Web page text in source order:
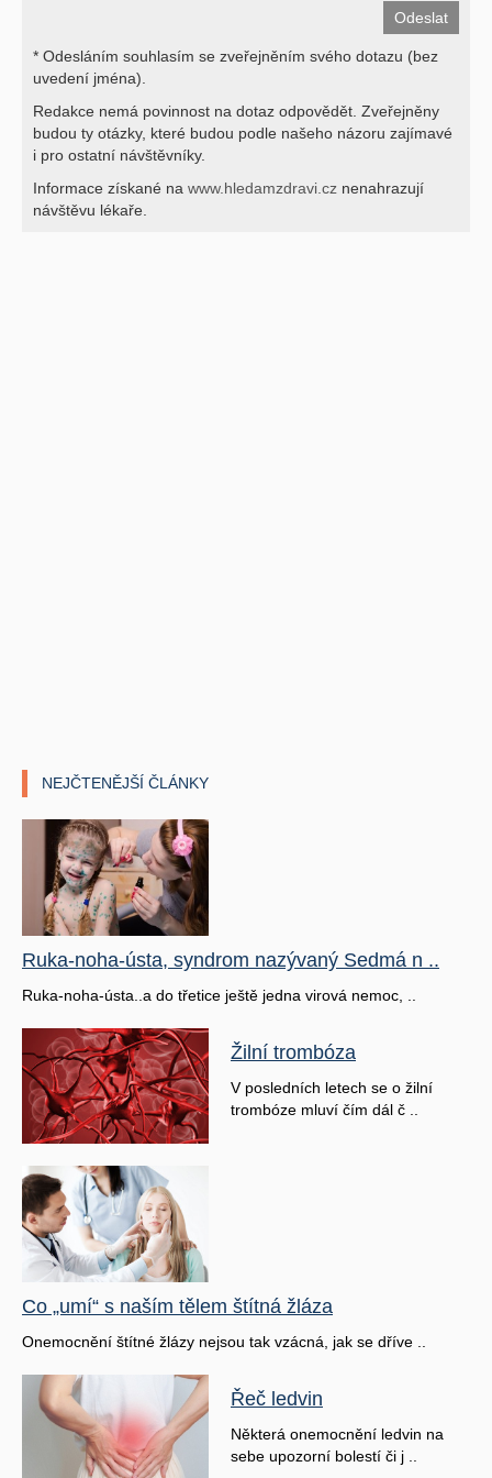
* Odesláním souhlasím se zveřejněním svého dotazu (bez
uvedení jména).
Redakce nemá povinnost na dotaz odpovědět. Zveřejněny
budou ty otázky, které budou podle našeho názoru zajímavé
i pro ostatní návštěvníky.
Informace získané na www.hledamzdravi.cz nenahrazují
návštěvu lékaře.
NEJČTENĚJŠÍ ČLÁNKY
Ruka-noha-ústa, syndrom nazývaný Sedmá n ..
Ruka-noha-ústa..a do třetice ještě jedna virová nemoc, ..
Žilní trombóza
V posledních letech se o žilní
trombóze mluví čím dál č ..
Co „umí“ s naším tělem štítná žláza
Onemocnění štítné žlázy nejsou tak vzácná, jak se dříve ..
Řeč ledvin
Některá onemocnění ledvin na
sebe upozorní bolestí či j ..